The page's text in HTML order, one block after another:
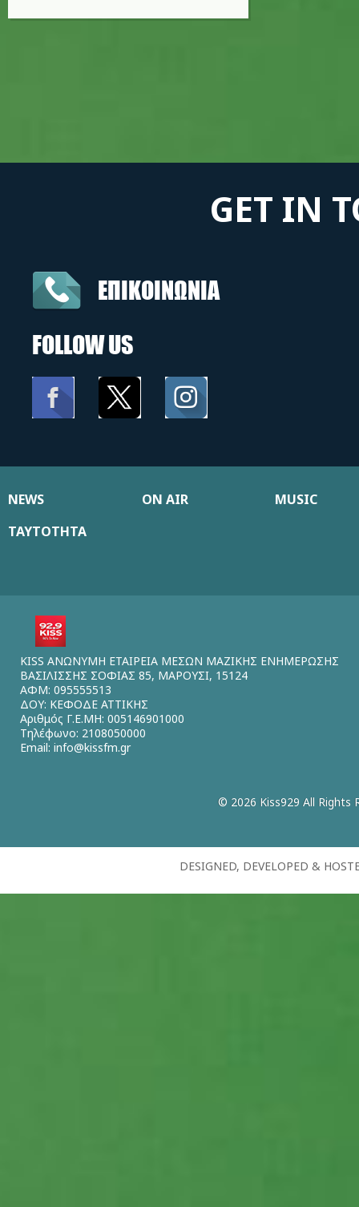
GET IN
ΕΠΙΚΟΙΝΩΝΙΑ
FOLLOW US
NEWS ON AIR
MUSIC
ΤΑΥΤΟΤΗΤΑ
KISS ΑΝΩΝΥΜΗ ΕΤΑΙΡΕΙΑ ΜΕΣΩΝ ΜΑΖΙΚΗΣ ΕΝΗΜΕΡΩΣΗΣ
ΒΑΣΙΛΙΣΣΗΣ ΣΟΦΙΑΣ 85, ΜΑΡΟΥΣΙ, 15124
ΑΦΜ: 095555513
ΔΟΥ: ΚΕΦΟΔΕ ΑΤΤΙΚΗΣ
Αριθμός Γ.Ε.ΜΗ: 005146901000
Τηλέφωνο: 2108050000
Email: info@kissfm.gr
© 2026 Kiss929 All Rights
DESIGNED, DEVELOPED &